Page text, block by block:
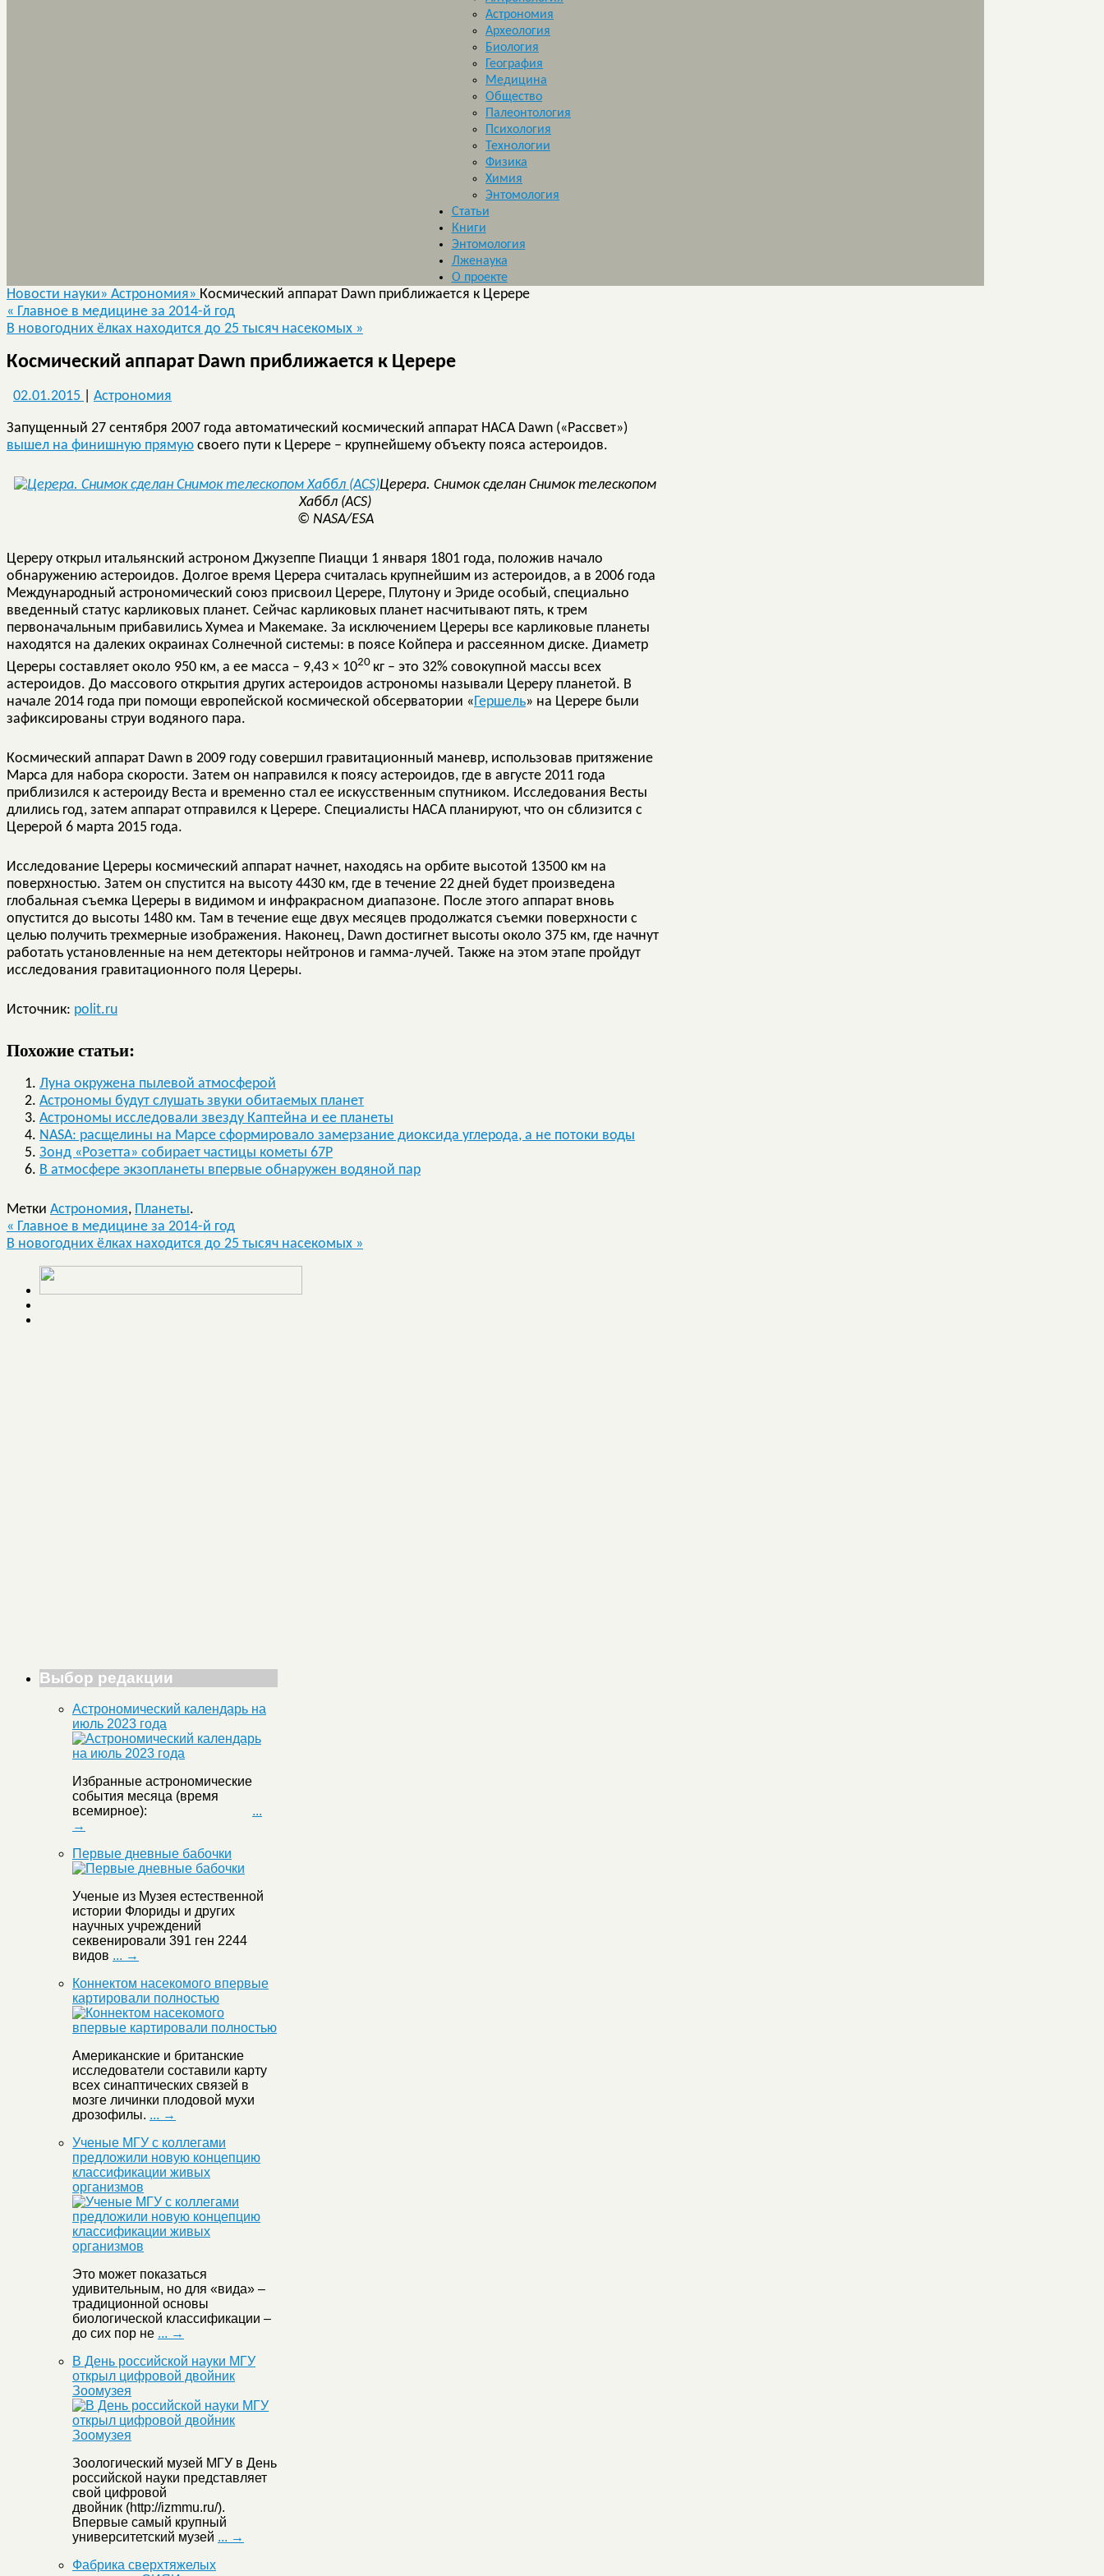
Астрономия
Археология
Биология
География
Медицина
Общество
Палеонтология
Психология
Технологии
Физика
Химия
Энтомология
Статьи
Книги
Энтомология
Лженаука
О проекте
Новости науки» Астрономия» Космический аппарат Dawn приближается к Церере
« Главное в медицине за 2014-й год
В новогодних ёлках находится до 25 тысяч насекомых »
Космический аппарат Dawn приближается к Церере
02.01.2015 Астрономия
Запущенный 27 сентября 2007 года автоматический космический аппарат НАСА Dawn («Рассвет»)
вышел на финишную прямую своего пути к Церере – крупнейшему объекту пояса астероидов.
Церера. Снимок сделан Снимок телескопом
Хаббл (ACS)
© NASA/ESA
Цереру открыл итальянский астроном Джузеппе Пиацци 1 января 1801 года, положив начало
обнаружению астероидов. Долгое время Церера считалась крупнейшим из астероидов, а в 2006 года
Международный астрономический союз присвоил Церере, Плутону и Эриде особый, специально
введенный статус карликовых планет. Сейчас карликовых планет насчитывают пять, к трем
первоначальным прибавились Хумеа и Макемаке. За исключением Цереры все карликовые планеты
находятся на далеких окраинах Солнечной системы: в поясе Койпера и рассеянном диске. Диаметр
Цереры составляет около 950 км, а ее масса – 9,43 × 1020 кг – это 32% совокупной массы всех
астероидов. До массового открытия других астероидов астрономы называли Цереру планетой. В
начале 2014 года при помощи европейской космической обсерватории «Гершель» на Церере были
зафиксированы струи водяного пара.
Космический аппарат Dawn в 2009 году совершил гравитационный маневр, использовав притяжение
Марса для набора скорости. Затем он направился к поясу астероидов, где в августе 2011 года
приблизился к астероиду Веста и временно стал ее искусственным спутником. Исследования Весты
длились год, затем аппарат отправился к Церере. Специалисты НАСА планируют, что он сблизится с
Церерой 6 марта 2015 года.
Исследование Цереры космический аппарат начнет, находясь на орбите высотой 13500 км на
поверхностью. Затем он спустится на высоту 4430 км, где в течение 22 дней будет произведена
глобальная съемка Цереры в видимом и инфракрасном диапазоне. После этого аппарат вновь
опустится до высоты 1480 км. Там в течение еще двух месяцев продолжатся съемки поверхности с
целью получить трехмерные изображения. Наконец, Dawn достигнет высоты около 375 км, где начнут
работать установленные на нем детекторы нейтронов и гамма-лучей. Также на этом этапе пройдут
исследования гравитационного поля Цереры.
Источник: polit.ru
Похожие статьи:
Луна окружена пылевой атмосферой
Астрономы будут слушать звуки обитаемых планет
Астрономы исследовали звезду Каптейна и ее планеты
NASA: расщелины на Марсе сформировало замерзание диоксида углерода, а не потоки воды
Зонд «Розетта» собирает частицы кометы 67P
В атмосфере экзопланеты впервые обнаружен водяной пар
Метки Астрономия, Планеты.
« Главное в медицине за 2014-й год
В новогодних ёлках находится до 25 тысяч насекомых »
Выбор редакции
Астрономический календарь на
июль 2023 года
Избранные астрономические
события месяца (время
всемирное): ...
→
Первые дневные бабочки
Ученые из Музея естественной
истории Флориды и других
научных учреждений
секвенировали 391 ген 2244
видов ... →
Коннектом насекомого впервые
картировали полностью
Американские и британские
исследователи составили карту
всех синаптических связей в
мозге личинки плодовой мухи
дрозофилы. ... →
Ученые МГУ с коллегами
предложили новую концепцию
классификации живых
организмов
Это может показаться
удивительным, но для «вида» –
традиционной основы
биологической классификации –
до сих пор не ... →
В День российской науки МГУ
открыл цифровой двойник
Зоомузея
Зоологический музей МГУ в День
российской науки представляет
свой цифровой
двойник (http://izmmu.ru/).
Впервые самый крупный
университетский музей ... →
Фабрика сверхтяжелых